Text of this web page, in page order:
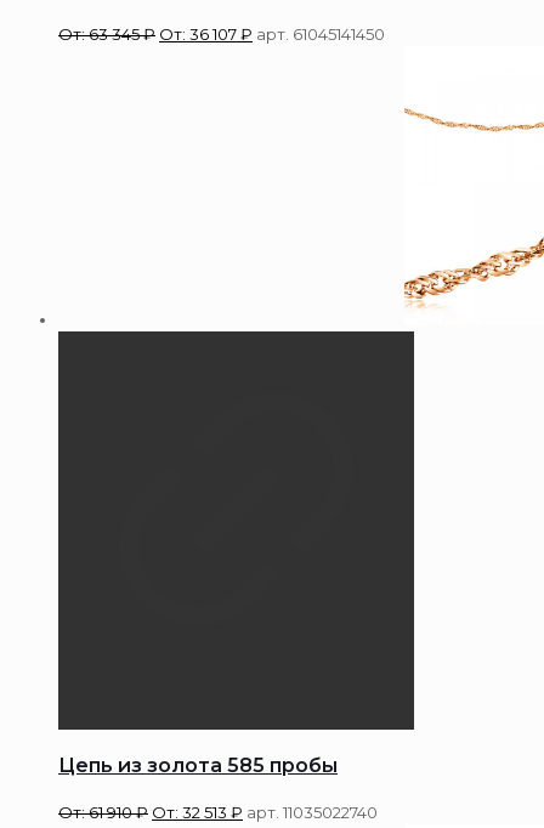
От:63 345₽ От: 36 107₽ арт. 61045141450
Цепь из золота 585 пробы
От:61 910₽ От: 32 513 ₽ арт. 11035022740